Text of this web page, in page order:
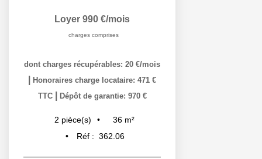
Loyer 990 €/mois
charges comprises
dont charges récupérables: 20 €/mois
Honoraires charge locataire: 471 €
TTC
Dépôt de garantie: 970 €
2 pièce(s) 36 m²
Réf : 362.06